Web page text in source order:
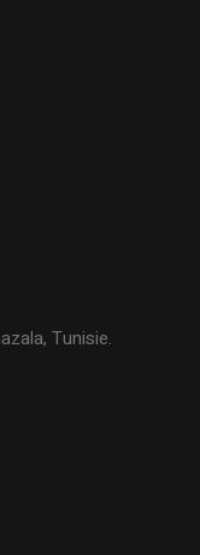
Tunisie.